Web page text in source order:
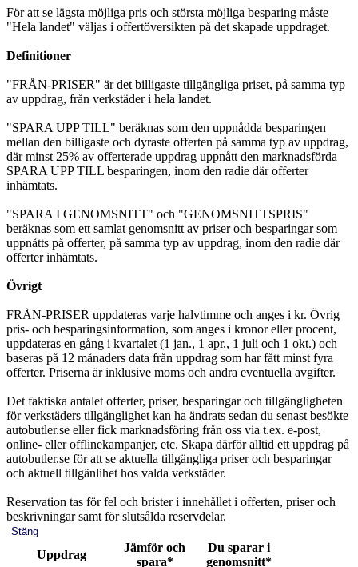
För att se lägsta möjliga pris och största möjliga besparing måste
"Hela landet" väljas i offertöversikten på det skapade uppdraget.
Definitioner
"FRÅN-PRISER" är det billigaste tillgängliga priset, på samma typ
av uppdrag, från verkstäder i hela landet.
"SPARA UPP TILL" beräknas som den uppnådda besparingen
mellan den billigaste och dyraste offerten på samma typ av uppdrag,
där minst 25% av offerterade uppdrag uppnått den marknadsförda
SPARA UPP TILL besparingen, inom den radie där offerter
inhämtats.
"SPARA I GENOMSNITT" och "GENOMSNITTSPRIS"
beräknas som ett samlat genomsnitt av priser och besparingar som
uppnåtts på offerter, på samma typ av uppdrag, inom den radie där
offerter inhämtats.
Övrigt
FRÅN-PRISER uppdateras varje halvtimme och anges i kr. Övrig
pris- och besparingsinformation, som anges i kronor eller procent,
uppdateras en gång i kvartalet (1 jan., 1 apr., 1 juli och 1 okt.) och
baseras på 12 månaders data från uppdrag som har fått minst fyra
offerter. Priserna är inklusive moms och andra eventuella avgifter.
Det faktiska antalet offerter, priser, besparingar och tillgängligheten
för verkstäders tillgänglighet kan ha ändrats sedan du senast besökte
autobutler.se eller fick marknadsföring från oss via t.ex. e-post,
online- eller offlinekampanjer, etc. Skapa därför alltid ett uppdrag på
autobutler.se för att se aktuella tillgängliga priser och besparingar
och aktuell tillgänlihet hos valda verkstäder.
Reservation tas för fel och brister i innehållet i offerten, priser och
beskrivningar samt för slutsålda reservdelar.
Stäng
Uppdrag
Jämför och
spara*
Du sparar i
genomsnitt*